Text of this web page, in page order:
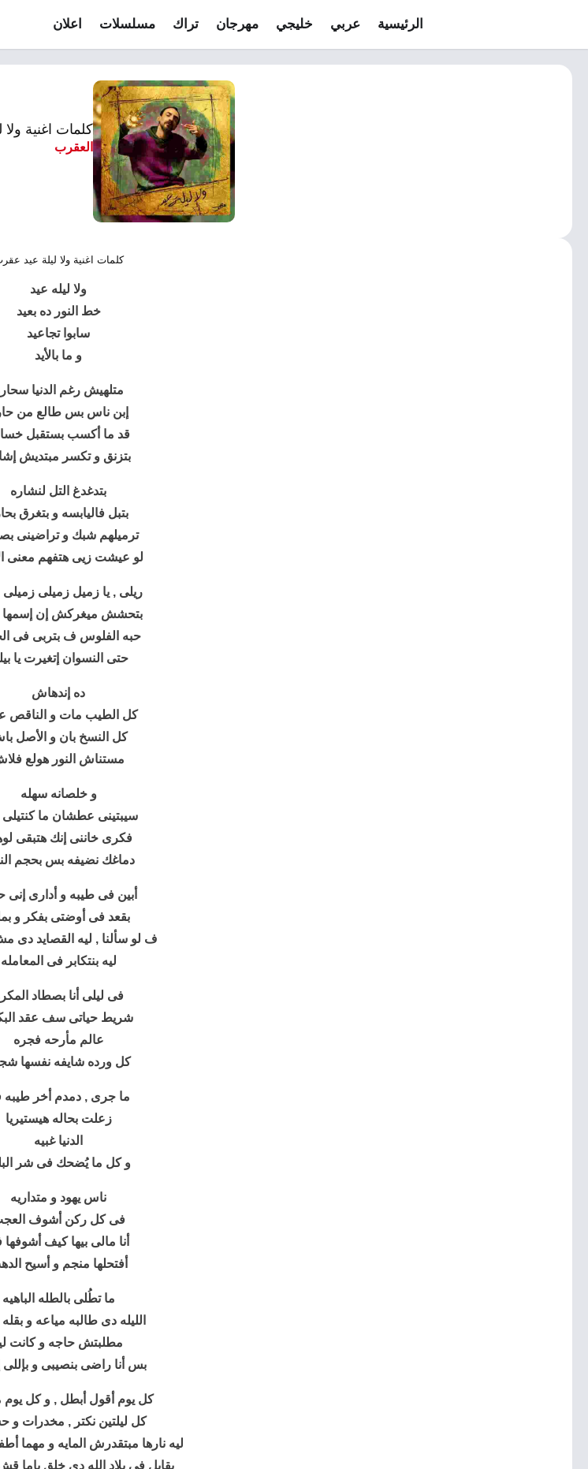
الرئيسية عربي خليجي مهرجان تراك مسلسلات اعلان
كلمات اغنية ولا
العقرب
كلمات اغنية ولا ليلة عيد
ولا ليله عيد
خط النور ده بعيد
سابوا تجاعيد
و ما بالأيد
متلهيش رغم الدنيا
إبن ناس بس طالع من
قد ما أكسب بستقبل
بتزنق و تكسر مبتديش
بتدغدغ التل لنشاره
بتبل فاليابسه و بتغرق
ترميلهم شبك و تراضينى
لو عيشت زيى هتفهم معنى
ريلى , يا زميل زميلى
بتحشش ميغركش إن إسمها
حبه الفلوس ف بتربى فى
حتى النسوان إتغيرت يا
ده إندهاش
كل الطيب مات و الناقص
كل النسخ بان و الأصل
مستناش النور هولع
و خلصانه سهله
سيبتينى عطشان ما كنتيلى
فكرى خاننى إنك هتبقى
دماغك نضيفه بس بحجم
أبين فى طيبه و أدارى إنى
بقعد فى أوضتى بفكر و
ف لو سألنا , ليه القصايد دى
ليه بنتكابر فى المعامله
فى ليلى أنا بصطاد
شريط حياتى سف عقد
عالم مأرحه فجره
كل ورده شايفه نفسها
ما جرى , دمدم أخر طيبه
زعلت بحاله هيستيريا
الدنيا غبيه
و كل ما يُضحك فى شر
ناس يهود و متداريه
فى كل ركن أشوف
أنا مالى بيها كيف أشوفها
أفتحلها منجم و أسيح
ما تطُلى بالطله الباهيه
الليله دى طالبه مياعه و
مطلبتش حاجه و كانت
بس أنا راضى بنصيبى و بإللى
كل يوم أقول أبطل , و كل
كل ليلتين نكتر , مخدرات
ليه نارها مبتقدرش المايه و مهما
بقابل فى بلاد الله دى خلق ياما